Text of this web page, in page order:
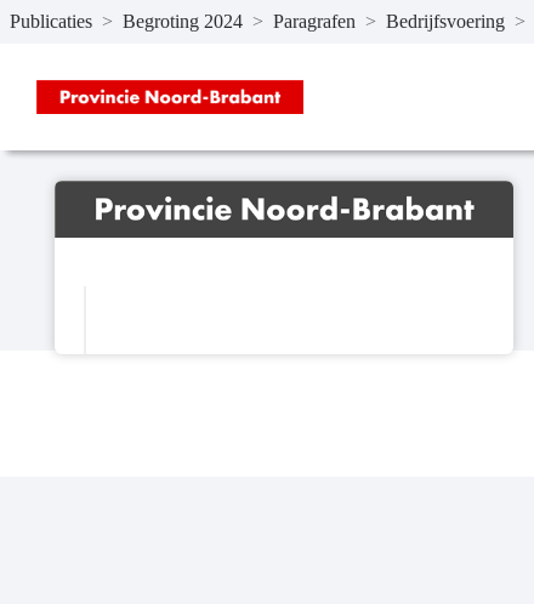
Naar hoofdinhoud
Publicaties > Begroting 2024 > Paragrafen > Bedrijfsvoering >